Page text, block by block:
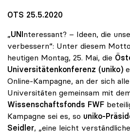
OTS 25.5.2020
„UNInteressant? – Ideen, die
verbessern“: Unter diesem
heutigen Montag, 25. Mai, die
Universitätenkonferenz (uniko)
Online-Kampagne, an der sich
Universitäten gemeinsam mit
Wissenschaftsfonds FWF
Kampagne sei es, so uniko-
Seidler, „eine leicht